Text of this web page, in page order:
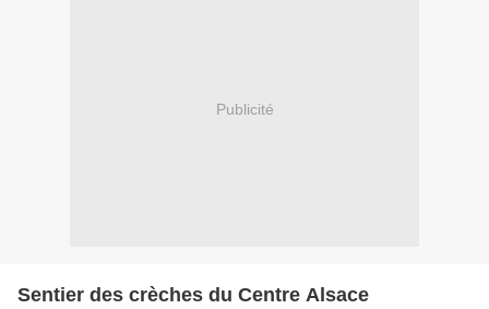
Publicité
Sentier des crèches du Centre Alsace